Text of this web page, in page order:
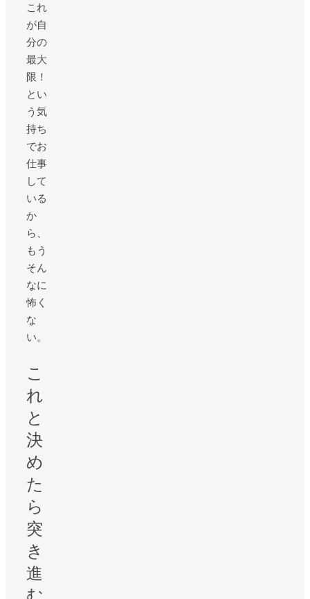
これ
が自
分の
最大
限！
とい
う気
持ち
でお
仕事
して
いる
か
ら、
もう
そん
なに
怖く
な
い。
こ
れ
と
決
め
た
ら
突
き
進
む